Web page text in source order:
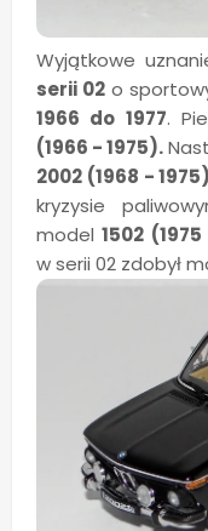
Wyjątkowe
serii 02o
1966 do 1977.
(1966 - 1975).
2002 (1968 -
kryzysie
model1502
w serii 02 zdobył